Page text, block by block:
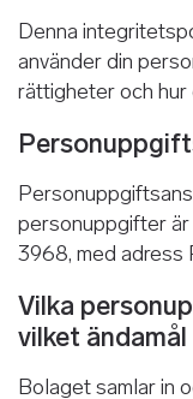
Denna
använder din
rättigheter och hur
personuppgifter
3968, med adress
Vilka
vilket ändamål
Bolaget samlar in